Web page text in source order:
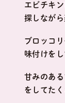
エビチキ
探しなが
ブロッコ
味付けをし
甘みのあ
をしてた